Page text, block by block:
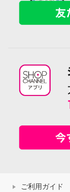
ご利用ガイド